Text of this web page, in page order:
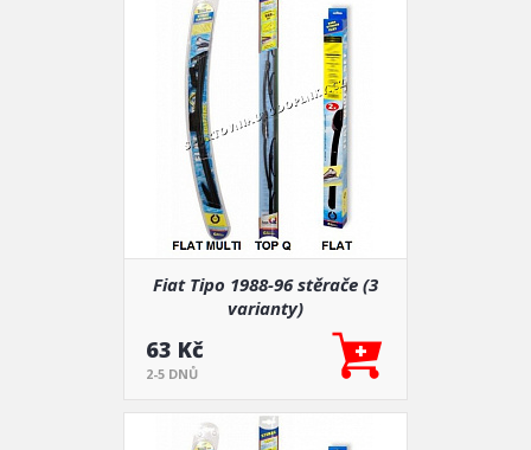
Fiat Tipo 1988-96 stěrače (3
varianty)
63 Kč
2-5 DNŮ